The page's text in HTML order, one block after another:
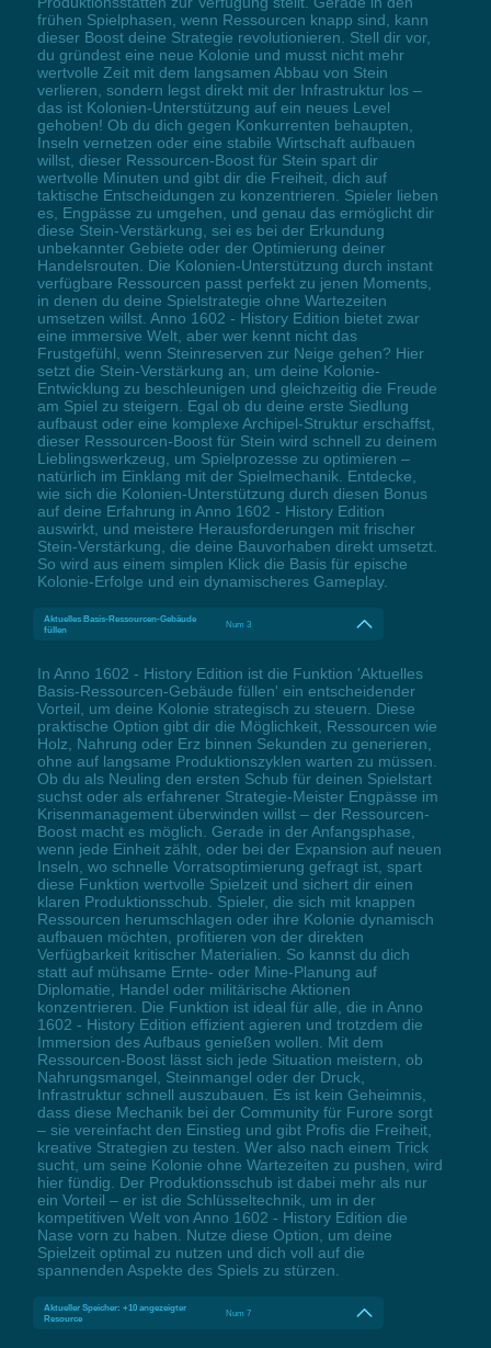
frühen Spielphasen, wenn Ressourcen knapp sind, kann
dieser Boost deine Strategie revolutionieren. Stell dir vor,
du gründest eine neue Kolonie und musst nicht mehr
wertvolle Zeit mit dem langsamen Abbau von Stein
verlieren, sondern legst direkt mit der Infrastruktur los –
das ist Kolonien-Unterstützung auf ein neues Level
gehoben! Ob du dich gegen Konkurrenten behaupten,
Inseln vernetzen oder eine stabile Wirtschaft aufbauen
willst, dieser Ressourcen-Boost für Stein spart dir
wertvolle Minuten und gibt dir die Freiheit, dich auf
taktische Entscheidungen zu konzentrieren. Spieler lieben
es, Engpässe zu umgehen, und genau das ermöglicht dir
diese Stein-Verstärkung, sei es bei der Erkundung
unbekannter Gebiete oder der Optimierung deiner
Handelsrouten. Die Kolonien-Unterstützung durch instant
verfügbare Ressourcen passt perfekt zu jenen Moments,
in denen du deine Spielstrategie ohne Wartezeiten
umsetzen willst. Anno 1602 - History Edition bietet zwar
eine immersive Welt, aber wer kennt nicht das
Frustgefühl, wenn Steinreserven zur Neige gehen? Hier
setzt die Stein-Verstärkung an, um deine Kolonie-
Entwicklung zu beschleunigen und gleichzeitig die Freude
am Spiel zu steigern. Egal ob du deine erste Siedlung
aufbaust oder eine komplexe Archipel-Struktur erschaffst,
dieser Ressourcen-Boost für Stein wird schnell zu deinem
Lieblingswerkzeug, um Spielprozesse zu optimieren –
natürlich im Einklang mit der Spielmechanik. Entdecke,
wie sich die Kolonien-Unterstützung durch diesen Bonus
auf deine Erfahrung in Anno 1602 - History Edition
auswirkt, und meistere Herausforderungen mit frischer
Stein-Verstärkung, die deine Bauvorhaben direkt umsetzt.
So wird aus einem simplen Klick die Basis für epische
Kolonie-Erfolge und ein dynamischeres Gameplay.
Aktuelles Basis-Ressourcen-Gebäude
füllen
Num 3
In Anno 1602 - History Edition ist die Funktion 'Aktuelles
Basis-Ressourcen-Gebäude füllen' ein entscheidender
Vorteil, um deine Kolonie strategisch zu steuern. Diese
praktische Option gibt dir die Möglichkeit, Ressourcen wie
Holz, Nahrung oder Erz binnen Sekunden zu generieren,
ohne auf langsame Produktionszyklen warten zu müssen.
Ob du als Neuling den ersten Schub für deinen Spielstart
suchst oder als erfahrener Strategie-Meister Engpässe im
Krisenmanagement überwinden willst – der Ressourcen-
Boost macht es möglich. Gerade in der Anfangsphase,
wenn jede Einheit zählt, oder bei der Expansion auf neuen
Inseln, wo schnelle Vorratsoptimierung gefragt ist, spart
diese Funktion wertvolle Spielzeit und sichert dir einen
klaren Produktionsschub. Spieler, die sich mit knappen
Ressourcen herumschlagen oder ihre Kolonie dynamisch
aufbauen möchten, profitieren von der direkten
Verfügbarkeit kritischer Materialien. So kannst du dich
statt auf mühsame Ernte- oder Mine-Planung auf
Diplomatie, Handel oder militärische Aktionen
konzentrieren. Die Funktion ist ideal für alle, die in Anno
1602 - History Edition effizient agieren und trotzdem die
Immersion des Aufbaus genießen wollen. Mit dem
Ressourcen-Boost lässt sich jede Situation meistern, ob
Nahrungsmangel, Steinmangel oder der Druck,
Infrastruktur schnell auszubauen. Es ist kein Geheimnis,
dass diese Mechanik bei der Community für Furore sorgt
– sie vereinfacht den Einstieg und gibt Profis die Freiheit,
kreative Strategien zu testen. Wer also nach einem Trick
sucht, um seine Kolonie ohne Wartezeiten zu pushen, wird
hier fündig. Der Produktionsschub ist dabei mehr als nur
ein Vorteil – er ist die Schlüsseltechnik, um in der
kompetitiven Welt von Anno 1602 - History Edition die
Nase vorn zu haben. Nutze diese Option, um deine
Spielzeit optimal zu nutzen und dich voll auf die
spannenden Aspekte des Spiels zu stürzen.
Aktueller Speicher: +10 angezeigter
Resource
Num 7